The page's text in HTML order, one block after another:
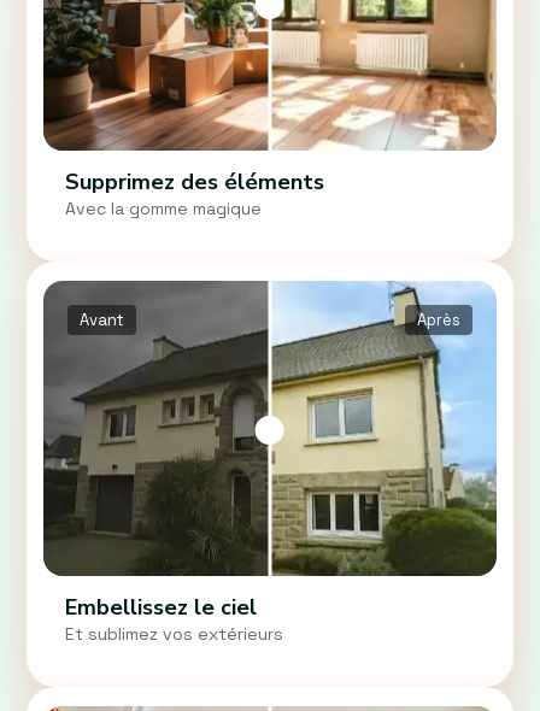
Supprimez des éléments
Avec la gomme magique
Avant Après
Embellissez le ciel
Et sublimez vos extérieurs